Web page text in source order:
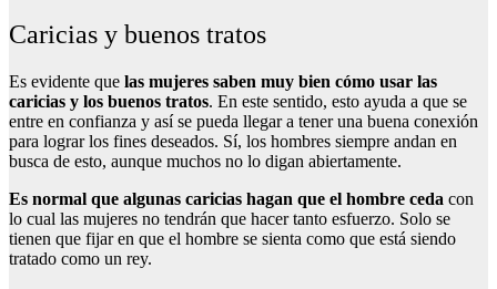
Caricias y buenos tratos
Es evidente que las mujeres saben muy bien cómo usar las
caricias y los buenos tratos. En este sentido, esto ayuda a que se
entre en confianza y así se pueda llegar a tener una buena conexión
para lograr los fines deseados. Sí, los hombres siempre andan en
busca de esto, aunque muchos no lo digan abiertamente.
Es normal que algunas caricias hagan que el hombre ceda con
lo cual las mujeres no tendrán que hacer tanto esfuerzo. Solo se
tienen que fijar en que el hombre se sienta como que está siendo
tratado como un rey.